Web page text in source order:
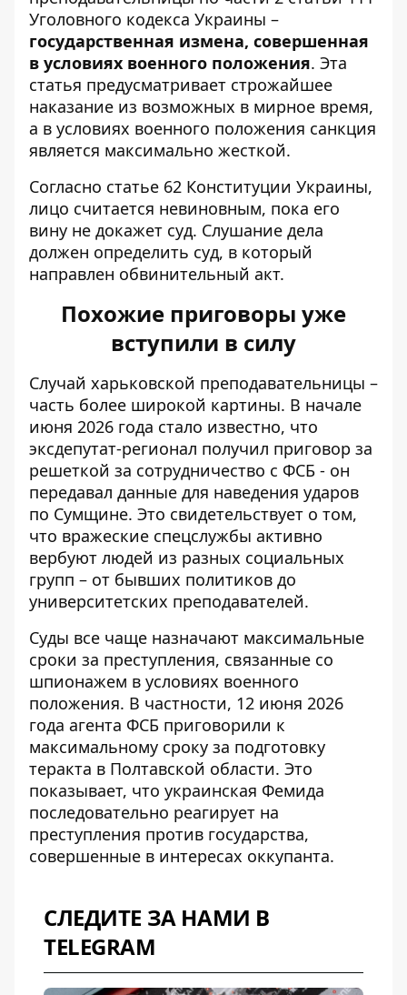
Уголовного кодекса Украины –
государственная измена, совершенная
в условиях военного положения. Эта
статья предусматривает строжайшее
наказание из возможных в мирное время,
а в условиях военного положения санкция
является максимально жесткой.
Согласно статье 62 Конституции Украины,
лицо считается невиновным, пока его
вину не докажет суд. Слушание дела
должен определить суд, в который
направлен обвинительный акт.
Похожие приговоры уже
вступили в силу
Случай харьковской преподавательницы –
часть более широкой картины. В начале
июня 2026 года стало известно, что
эксдепутат-регионал получил приговор за
решеткой за сотрудничество с ФСБ - он
передавал данные для наведения ударов
по Сумщине. Это свидетельствует о том,
что вражеские спецслужбы активно
вербуют людей из разных социальных
групп – от бывших политиков до
университетских преподавателей.
Суды все чаще назначают максимальные
сроки за преступления, связанные со
шпионажем в условиях военного
положения. В частности, 12 июня 2026
года агента ФСБ приговорили к
максимальному сроку за подготовку
теракта в Полтавской области. Это
показывает, что украинская Фемида
последовательно реагирует на
преступления против государства,
совершенные в интересах оккупанта.
СЛЕДИТЕ ЗА НАМИ В
TELEGRAM